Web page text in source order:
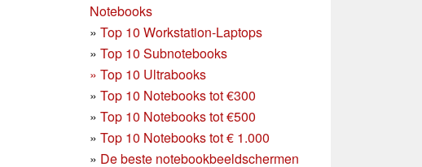
Notebooks
» Top 10 Workstation-Laptops
» Top 10 Subnotebooks
» Top 10 Ultrabooks
» Top 10 Notebooks tot €300
» Top 10 Notebooks tot €500
» Top 10 Notebooks tot € 1.000
» De beste notebookbeeldschermen